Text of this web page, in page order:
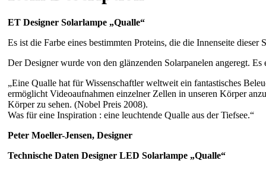
ET Designer Solarlampe „Qualle“
Es ist die Farbe eines bestimmten Proteins, die die Innenseite
Der Designer wurde von den glänzenden Solarpanelen angeregt.
„Eine Qualle hat für Wissenschaftler weltweit ein fantastisches
ermöglicht Videoaufnahmen einzelner Zellen in unseren Körper
Körper zu sehen. (Nobel Preis 2008).
Was für eine Inspiration : eine leuchtende Qualle aus der Tiefsee.“
Peter Moeller-Jensen, Designer
Technische Daten Designer LED Solarlampe „Qualle“